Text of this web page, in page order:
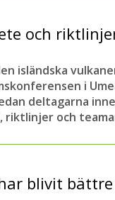
och
isländska
i
deltagarna
riktlinjer och
blivit